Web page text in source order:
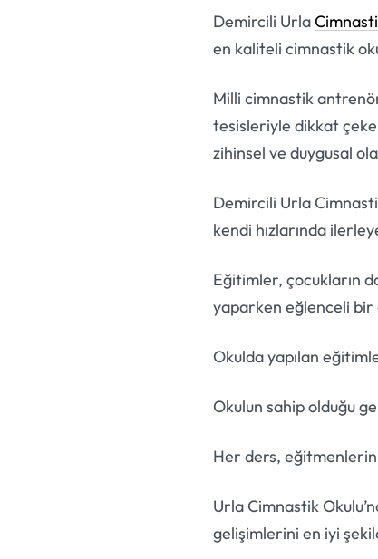
Demircili Urla
en kaliteli cimnastik
Milli cimnastik
tesisleriyle dikkat
zihinsel ve duygusal
Demircili Urla
kendi hızlarında
Eğitimler, çocukların
yaparken eğlenceli
Okulda yapılan
Okulun sahip olduğu
Her ders,
Urla Cimnastik
gelişimlerini en iyi